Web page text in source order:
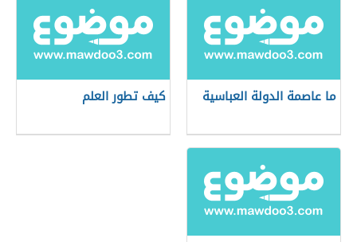
ما عاصمة الدولة العباسية كيف تطور العلم